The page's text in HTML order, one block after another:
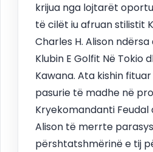
krijua nga lojtarët
të cilët iu afruan stilistit
Charles H. Alison
Klubin E Golfit Në Tokio
Kawana. Ata kishin
pasurie të madhe në
Kryekomandanti Feudal
Alison të merrte
përshtatshmërinë e tij